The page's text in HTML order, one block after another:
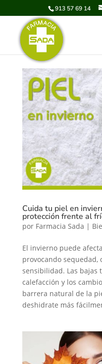
913 57 69 14
Cuida tu piel en
protección frente al
por Farmacia Sada |
El invierno puede
provocando sequedad,
sensibilidad. Las bajas
calefacción y los
barrera natural de la
deshidrate más